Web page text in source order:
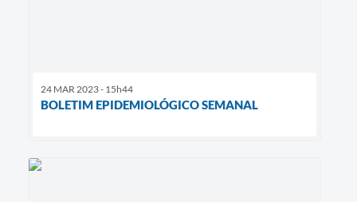
24 MAR 2023 - 15h44
BOLETIM EPIDEMIOLÓGICO SEMANAL